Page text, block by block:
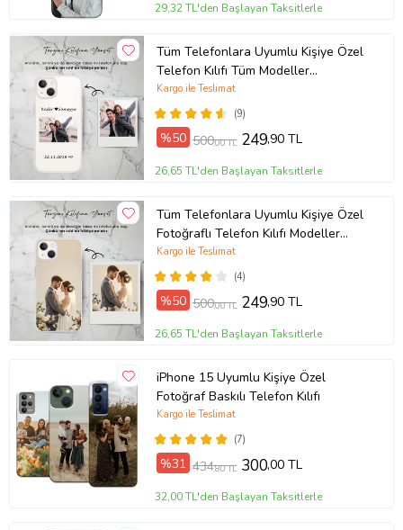
29,32 TL'den Başlayan Taksitlerle
Tüm Telefonlara Uyumlu Kişiye Özel
Telefon Kılıfı Tüm Modeller
Açıklamada
(9)
Kargo ile Teslimat
%50 500,00 TL 249,90 TL
26,65 TL'den Başlayan Taksitlerle
Tüm Telefonlara Uyumlu Kişiye Özel
Fotoğraflı Telefon Kılıfı Modeller
Açıklamada
(4)
Kargo ile Teslimat
%50 500,00 TL 249,90 TL
26,65 TL'den Başlayan Taksitlerle
iPhone 15 Uyumlu Kişiye Özel
Fotoğraf Baskılı Telefon Kılıfı
(7)
Kargo ile Teslimat
%31 434,80 TL 300,00 TL
32,00 TL'den Başlayan Taksitlerle